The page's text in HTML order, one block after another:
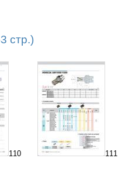
стр.)
110 111